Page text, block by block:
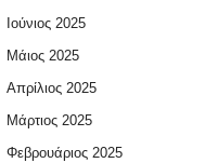
Ιούνιος 2025
Μάιος 2025
Απρίλιος 2025
Μάρτιος 2025
Φεβρουάριος 2025